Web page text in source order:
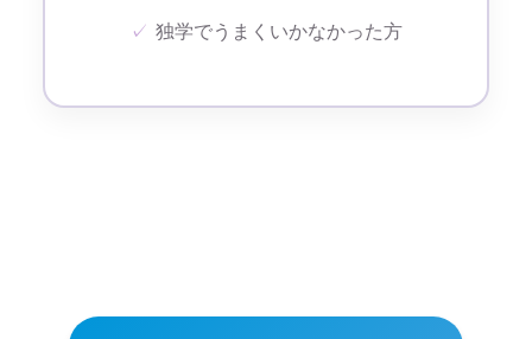
✓ 独学でうまくいかなかった方